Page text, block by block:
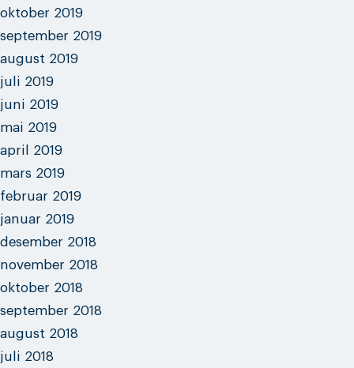
oktober 2019
september 2019
august 2019
juli 2019
juni 2019
mai 2019
april 2019
mars 2019
februar 2019
januar 2019
desember 2018
november 2018
oktober 2018
september 2018
august 2018
juli 2018